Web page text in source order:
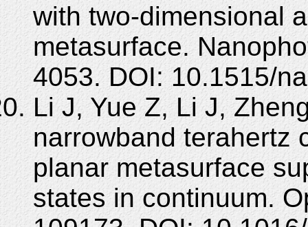
with two-dimensional
metasurface.
4053. DOI: 10.1515/
Li J, Yue Z, Li J,
narrowband terahertz
planar metasurface
states in continuum.